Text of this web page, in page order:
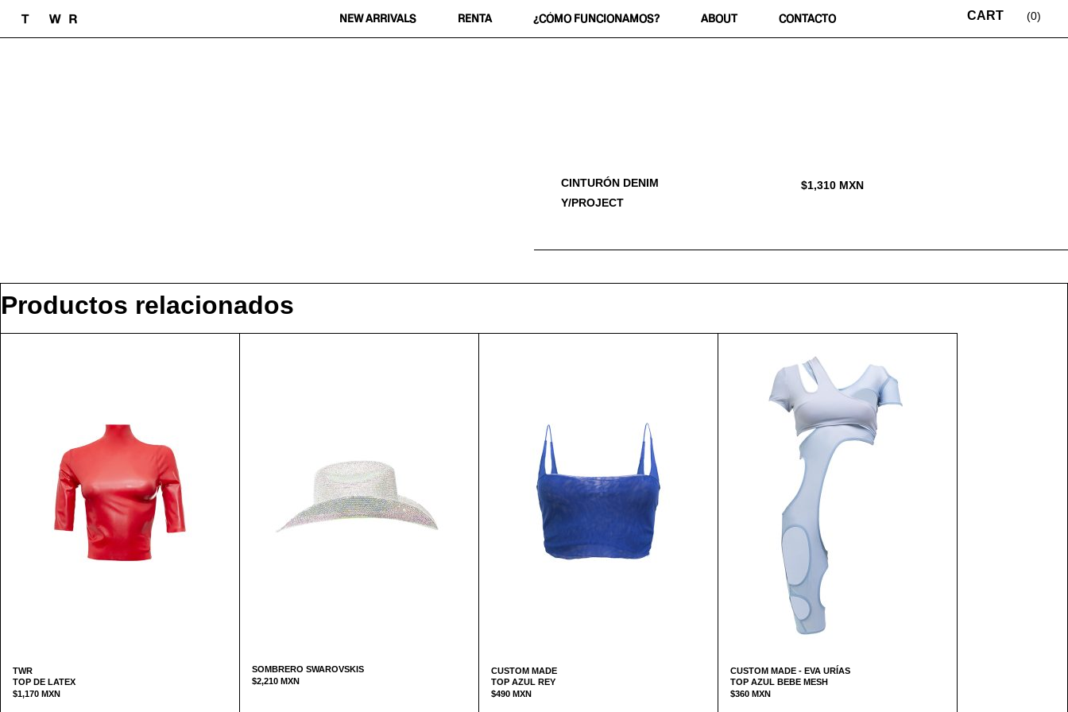
NEW ARRIVALS RENTA ¿CÓMO FUNCIONAMOS? ABOUT CONTACTO 0
CINTURÓN DENIM
Y/PROJECT
$1,310 MXN
Productos relacionados
TWR
TOP DE LATEX
$1,170 MXN
SOMBRERO SWAROVSKIS
$2,210 MXN
CUSTOM MADE
TOP AZUL REY
$490 MXN
CUSTOM MADE - EVA URÍAS
TOP AZUL BEBE MESH
$360 MXN